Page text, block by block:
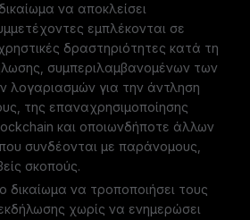
να αποκλείσει
εμπλέκονται σε
δραστηριότητες κατά τη
συμπεριλαμβανομένων των
λογαριασμών για την άντληση
της επαναχρησιμοποίησης
και οποιωνδήποτε άλλων
συνδέονται με παράνομους,
σκοπούς.
δικαίωμα να τροποποιήσει τους
χωρίς να ενημερώσει